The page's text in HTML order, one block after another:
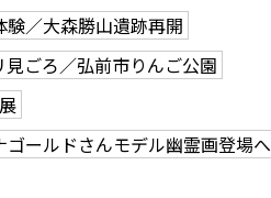
／大森勝山遺跡再開
ごろ／弘前市りんご公園
ゴールドさんモデル幽霊画登場へ